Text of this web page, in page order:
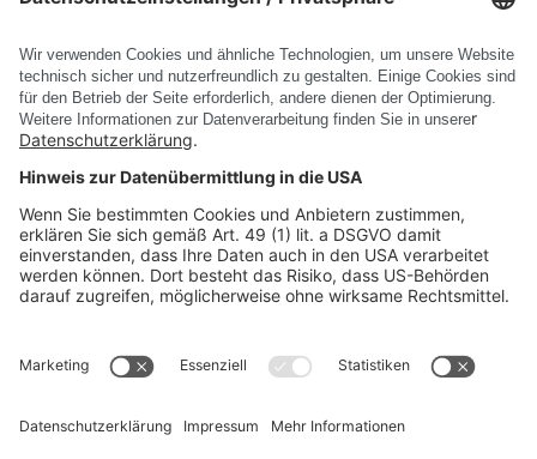
Alle Events anzeigen